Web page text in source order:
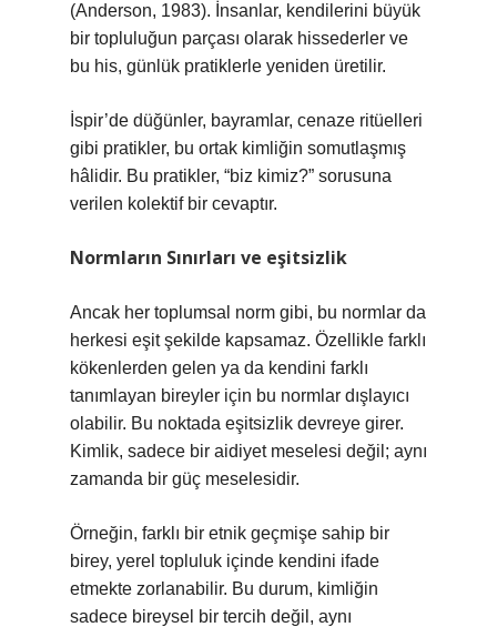
(Anderson, 1983). İnsanlar, kendilerini büyük
bir topluluğun parçası olarak hissederler ve
bu his, günlük pratiklerle yeniden üretilir.
İspir’de düğünler, bayramlar, cenaze ritüelleri
gibi pratikler, bu ortak kimliğin somutlaşmış
hâlidir. Bu pratikler, “biz kimiz?” sorusuna
verilen kolektif bir cevaptır.
Normların Sınırları ve eşitsizlik
Ancak her toplumsal norm gibi, bu normlar da
herkesi eşit şekilde kapsamaz. Özellikle farklı
kökenlerden gelen ya da kendini farklı
tanımlayan bireyler için bu normlar dışlayıcı
olabilir. Bu noktada eşitsizlik devreye girer.
Kimlik, sadece bir aidiyet meselesi değil; aynı
zamanda bir güç meselesidir.
Örneğin, farklı bir etnik geçmişe sahip bir
birey, yerel topluluk içinde kendini ifade
etmekte zorlanabilir. Bu durum, kimliğin
sadece bireysel bir tercih değil, aynı